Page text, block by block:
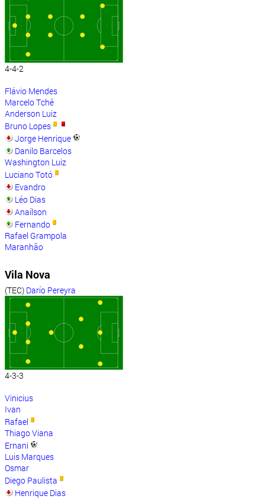
4-4-2
Flávio Mendes
Marcelo Tchê
Anderson Luiz
Bruno Lopes
Jorge Henrique
Danilo Barcelos
Washington Luiz
Luciano Totó
Evandro
Léo Dias
Anaílson
Fernando
Rafael Grampola
Maranhão
Vila Nova
(TEC) Darío Pereyra
4-3-3
Vinicius
Ivan
Rafael
Thiago Viana
Ernani
Luis Marques
Osmar
Diego Paulista
Henrique Dias